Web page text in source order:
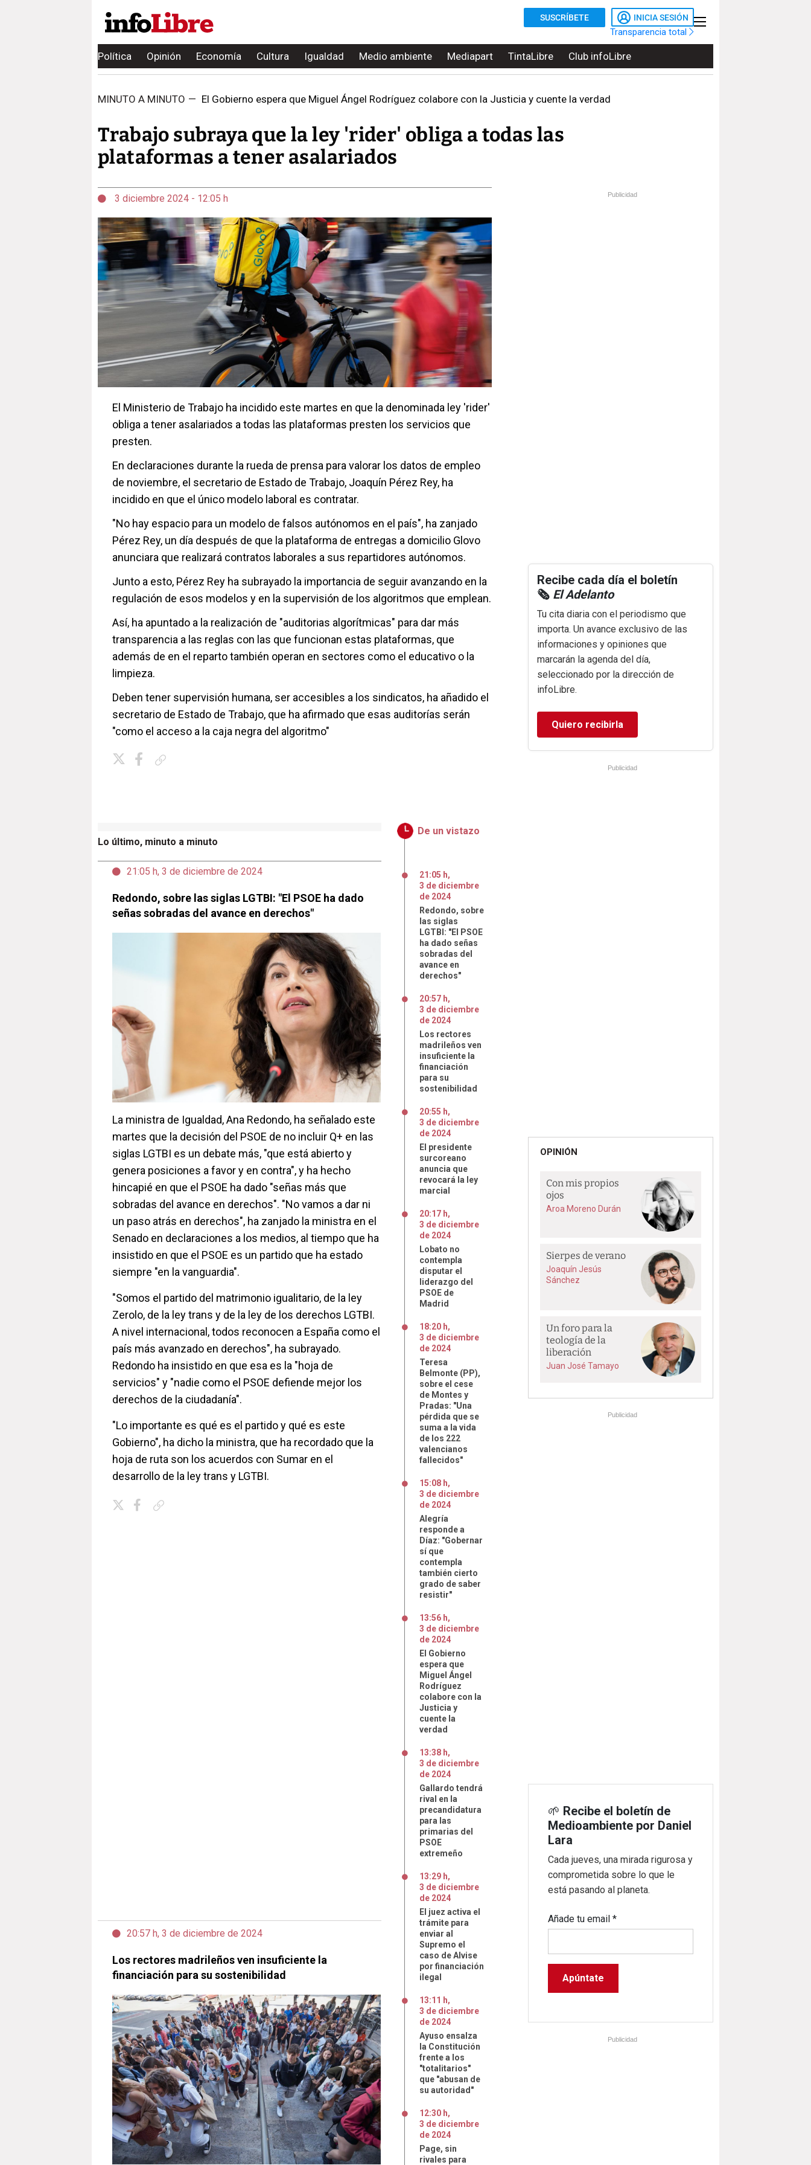
SUSCRÍBETE INICIA SESIÓN
Transparencia total
Política Opinión Economía Cultura Igualdad Medio ambiente Mediapart TintaLibre Club infoLibre
MINUTO A MINUTO — El Gobierno espera que Miguel Ángel Rodríguez colabore con la Justicia y cuente la verdad
Trabajo subraya que la ley 'rider' obliga a todas las
plataformas a tener asalariados
3 diciembre 2024 - 12:05 h
El Ministerio de Trabajo ha incidido este martes en que la denominada ley 'rider'
obliga a tener asalariados a todas las plataformas presten los servicios que
presten.
En declaraciones durante la rueda de prensa para valorar los datos de empleo
de noviembre, el secretario de Estado de Trabajo, Joaquín Pérez Rey, ha
incidido en que el único modelo laboral es contratar.
"No hay espacio para un modelo de falsos autónomos en el país", ha zanjado
Pérez Rey, un día después de que la plataforma de entregas a domicilio Glovo
anunciara que realizará contratos laborales a sus repartidores autónomos.
Junto a esto, Pérez Rey ha subrayado la importancia de seguir avanzando en la
regulación de esos modelos y en la supervisión de los algoritmos que emplean.
Así, ha apuntado a la realización de "auditorias algorítmicas" para dar más
transparencia a las reglas con las que funcionan estas plataformas, que
además de en el reparto también operan en sectores como el educativo o la
limpieza.
Deben tener supervisión humana, ser accesibles a los sindicatos, ha añadido el
secretario de Estado de Trabajo, que ha afirmado que esas auditorías serán
"como el acceso a la caja negra del algoritmo"
Lo último, minuto a minuto
21:05 h, 3 de diciembre de 2024
Redondo, sobre las siglas LGTBI: "El PSOE ha dado
señas sobradas del avance en derechos"
La ministra de Igualdad, Ana Redondo, ha señalado este
martes que la decisión del PSOE de no incluir Q+ en las
siglas LGTBI es un debate más, "que está abierto y
genera posiciones a favor y en contra", y ha hecho
hincapié en que el PSOE ha dado "señas más que
sobradas del avance en derechos". "No vamos a dar ni
un paso atrás en derechos", ha zanjado la ministra en el
Senado en declaraciones a los medios, al tiempo que ha
insistido en que el PSOE es un partido que ha estado
siempre "en la vanguardia".
"Somos el partido del matrimonio igualitario, de la ley
Zerolo, de la ley trans y de la ley de los derechos LGTBI.
A nivel internacional, todos reconocen a España como el
país más avanzado en derechos", ha subrayado.
Redondo ha insistido en que esa es la "hoja de
servicios" y "nadie como el PSOE defiende mejor los
derechos de la ciudadanía".
"Lo importante es qué es el partido y qué es este
Gobierno", ha dicho la ministra, que ha recordado que la
hoja de ruta son los acuerdos con Sumar en el
desarrollo de la ley trans y LGTBI.
20:57 h, 3 de diciembre de 2024
Los rectores madrileños ven insuficiente la
financiación para su sostenibilidad
De un vistazo
21:05 h,
3 de diciembre
de 2024
Redondo, sobre
las siglas
LGTBI: "El PSOE
ha dado señas
sobradas del
avance en
derechos"
20:57 h,
3 de diciembre
de 2024
Los rectores
madrileños ven
insuficiente la
financiación
para su
sostenibilidad
20:55 h,
3 de diciembre
de 2024
El presidente
surcoreano
anuncia que
revocará la ley
marcial
20:17 h,
3 de diciembre
de 2024
Lobato no
contempla
disputar el
liderazgo del
PSOE de
Madrid
18:20 h,
3 de diciembre
de 2024
Teresa
Belmonte (PP),
sobre el cese
de Montes y
Pradas: "Una
pérdida que se
suma a la vida
de los 222
valencianos
fallecidos"
15:08 h,
3 de diciembre
de 2024
Alegría
responde a
Díaz: "Gobernar
sí que
contempla
también cierto
grado de saber
resistir"
13:56 h,
3 de diciembre
de 2024
El Gobierno
espera que
Miguel Ángel
Rodríguez
colabore con la
Justicia y
cuente la
verdad
13:38 h,
3 de diciembre
de 2024
Gallardo tendrá
rival en la
precandidatura
para las
primarias del
PSOE
extremeño
13:29 h,
3 de diciembre
de 2024
El juez activa el
trámite para
enviar al
Supremo el
caso de Alvise
por financiación
ilegal
13:11 h,
3 de diciembre
de 2024
Ayuso ensalza
la Constitución
frente a los
"totalitarios"
que "abusan de
su autoridad"
12:30 h,
3 de diciembre
de 2024
Page, sin
rivales para
Publicidad
Recibe cada día el boletín
🗞️ El Adelanto
Tu cita diaria con el periodismo que
importa. Un avance exclusivo de las
informaciones y opiniones que
marcarán la agenda del día,
seleccionado por la dirección de
infoLibre.
Quiero recibirla
Publicidad
OPINIÓN
Con mis propios
ojos
Aroa Moreno Durán
Sierpes de verano
Joaquín Jesús
Sánchez
Un foro para la
teología de la
liberación
Juan José Tamayo
Publicidad
🌱 Recibe el boletín de
Medioambiente por Daniel
Lara
Cada jueves, una mirada rigurosa y
comprometida sobre lo que le
está pasando al planeta.
Añade tu email*
Publicidad